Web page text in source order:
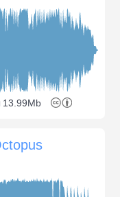
13.99Mb